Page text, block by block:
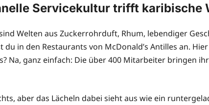
Servicekultur trifft karibische
Welten aus Zuckerrohrduft, Rhum, lebendiger
in den Restaurants von McDonald’s Antilles an.
Na, ganz einfach: Die über 400 Mitarbeiter bringen
aber das Lächeln dabei sieht aus wie ein